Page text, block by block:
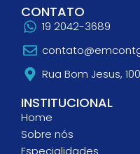
CONTATO
19 2042-3689
Rua Bom Jesus,
INSTITUCIONAL
Home
Sobre nós
Especialidades